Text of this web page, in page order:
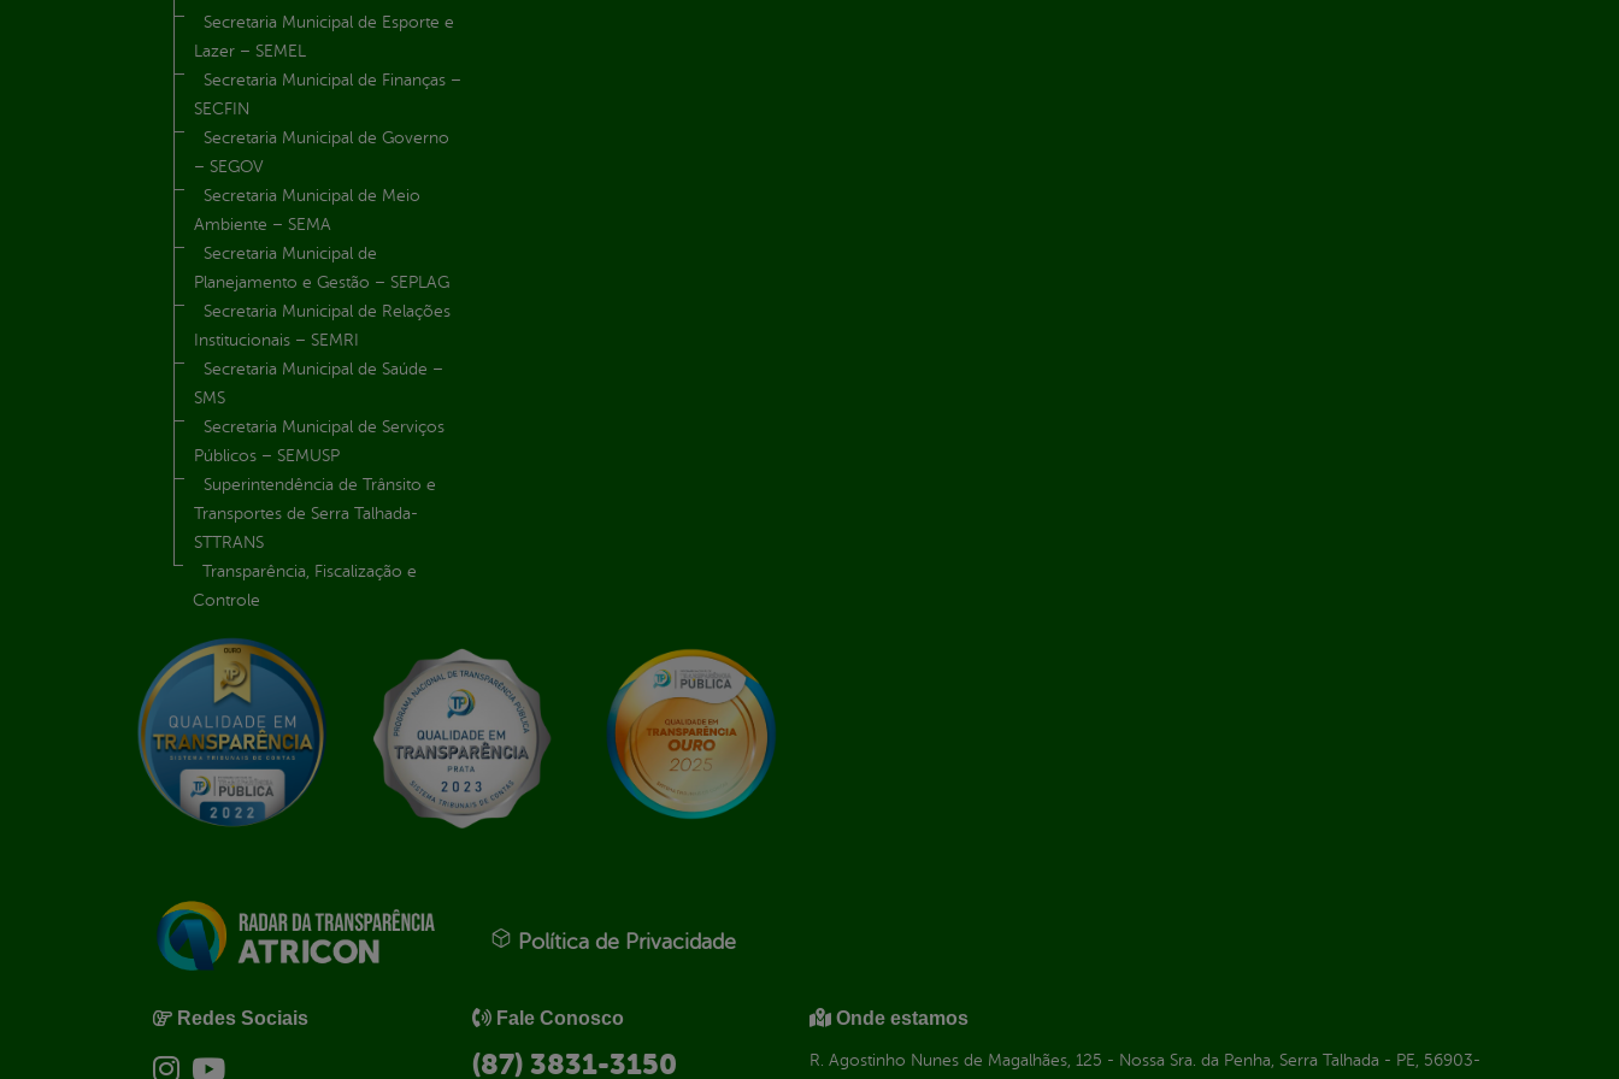
Secretaria Municipal de Esporte e
Lazer – SEMEL
Secretaria Municipal de Finanças –
SECFIN
Secretaria Municipal de Governo
– SEGOV
Secretaria Municipal de Meio
Ambiente – SEMA
Secretaria Municipal de
Planejamento e Gestão – SEPLAG
Secretaria Municipal de Relações
Institucionais – SEMRI
Secretaria Municipal de Saúde –
SMS
Secretaria Municipal de Serviços
Públicos – SEMUSP
Superintendência de Trânsito e
Transportes de Serra Talhada-
STTRANS
Transparência, Fiscalização e
Controle
Política de Privacidade
Redes Sociais Fale Conosco
(87) 3831-3150
Onde estamos
R. Agostinho Nunes de Magalhães, 125 - Nossa Sra. da Penha, Serra Talhada - PE, 56903-